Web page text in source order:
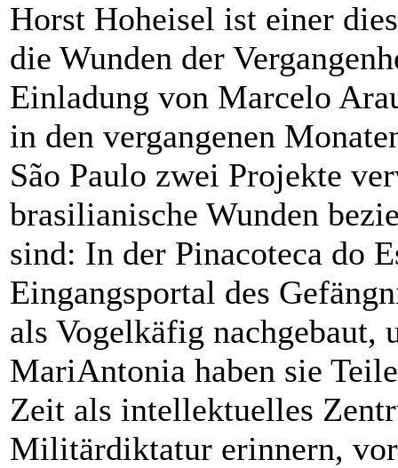
Horst Hoheisel ist einer
die Wunden der
Einladung von Marcelo
in den vergangenen
São Paulo zwei Projekte
brasilianische Wunden
sind: In der Pinacoteca do
Eingangsportal des
als Vogelkäfig
MariAntonia haben sie
Zeit als intellektuelles
Militärdiktatur erinnern,